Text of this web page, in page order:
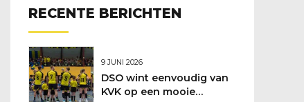
RECENTE BERICHTEN
9 JUNI 2026
DSO wint eenvoudig van
KVK op een mooie